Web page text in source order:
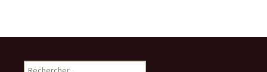
Rechercher :